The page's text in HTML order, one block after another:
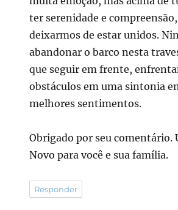
ter serenidade e
deixarmos de estar unidos.
abandonar o barco nesta
que seguir em frente,
obstáculos em uma sintonia
melhores sentimentos.
Obrigado por seu comentário.
Novo para você e sua família.
Responder